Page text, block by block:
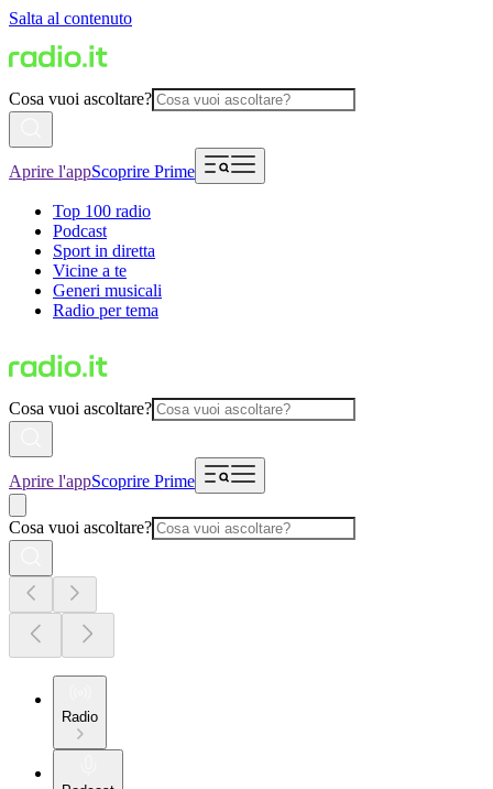
Salta al contenuto
Cosa vuoi ascoltare?
Aprire l'appScoprire Prime
Top 100 radio
Podcast
Sport in diretta
Vicine a te
Generi musicali
Radio per tema
Cosa vuoi ascoltare?
Aprire l'appScoprire Prime
Cosa vuoi ascoltare?
Radio